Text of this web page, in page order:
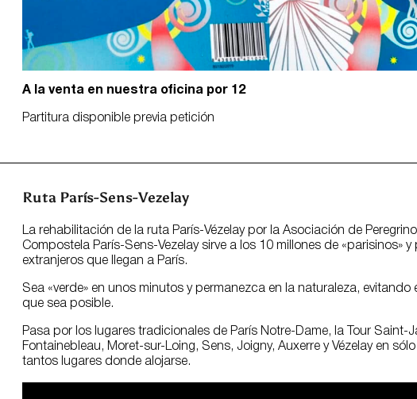
A la venta en nuestra oficina por 12
Partitura disponible previa petición
Ruta París-Sens-Vezelay
La rehabilitación de la ruta París-Vézelay por la Asociación de
Compostela París-Sens-Vezelay sirve a los 10 millones de «parisinos» y
extranjeros que llegan a París.
Sea «verde» en unos minutos y permanezca en la naturaleza, evitando
que sea posible.
Pasa por los lugares tradicionales de París Notre-Dame, la Tour Saint-
Fontainebleau, Moret-sur-Loing, Sens, Joigny, Auxerre y Vézelay en
tantos lugares donde alojarse.